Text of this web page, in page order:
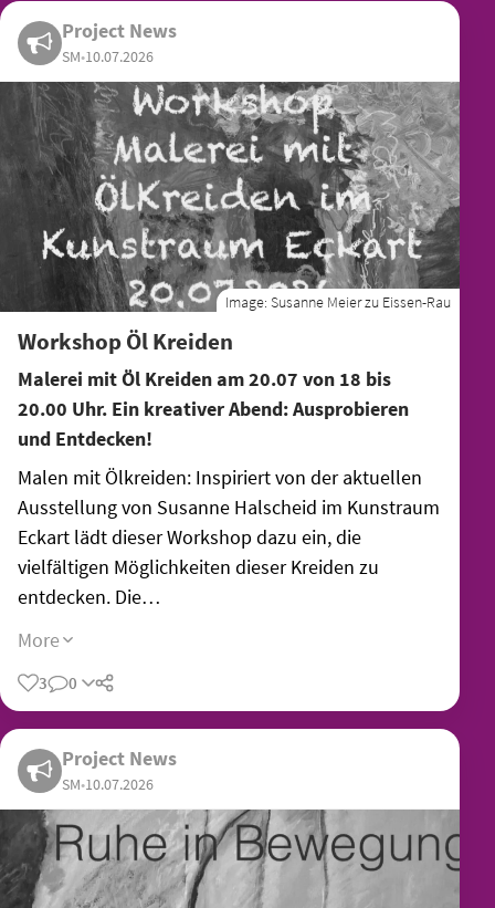
Project News
SM•10.07.2026
Image: Susanne Meier zu Eissen-Rau
Workshop Öl Kreiden
Malerei mit Öl Kreiden am 20.07 von 18 bis
20.00 Uhr. Ein kreativer Abend: Ausprobieren
und Entdecken!
Malen mit Ölkreiden: Inspiriert von der aktuellen
Ausstellung von Susanne Halscheid im Kunstraum
Eckart lädt dieser Workshop dazu ein, die
vielfältigen Möglichkeiten dieser Kreiden zu
entdecken. Die…
More
3 0 Share
Project News
SM•10.07.2026